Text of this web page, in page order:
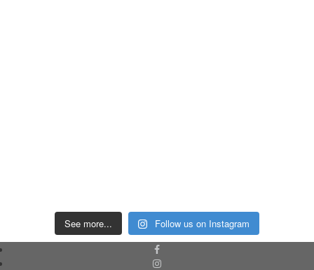
See more... Follow us on Instagram